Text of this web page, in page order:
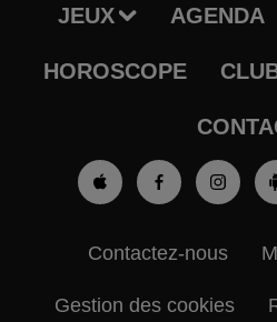
JEUX AGENDA
HOROSCOPE
Contactez-nous
Gestion des cookies